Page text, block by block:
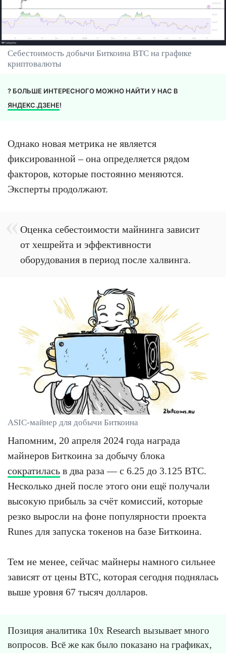
Себестоимость добычи Биткоина BTC на графике
криптовалюты
? БОЛЬШЕ ИНТЕРЕСНОГО МОЖНО НАЙТИ У НАС В
ЯНДЕКС.ДЗЕНЕ!
Однако новая метрика не является
фиксированной – она определяется рядом
факторов, которые постоянно меняются.
Эксперты продолжают.
Оценка себестоимости майнинга зависит
от хешрейта и эффективности
оборудования в период после халвинга.
ASIC-майнер для добычи Биткоина
Напомним, 20 апреля 2024 года награда
майнеров Биткоина за добычу блока
сократилась в два раза — с 6.25 до 3.125 BTC.
Несколько дней после этого они ещё получали
высокую прибыль за счёт комиссий, которые
резко выросли на фоне популярности проекта
Runes для запуска токенов на базе Биткоина.
Тем не менее, сейчас майнеры намного сильнее
зависят от цены BTC, которая сегодня поднялась
выше уровня 67 тысяч долларов.
Позиция аналитика 10x Research вызывает много
вопросов. Всё же как было показано на графиках,